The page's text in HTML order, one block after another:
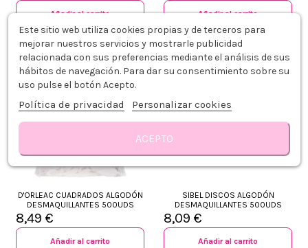
Añadir al carrito Añadir al carrito
D'ORLEAC CUADRADOS ALGODÓN
DESMAQUILLANTES 500UDS
8,49 €
Añadir al carrito
SIBEL DISCOS ALGODÓN
DESMAQUILLANTES 500UDS
8,09 €
Añadir al carrito
Este sitio web utiliza cookies propias y de terceros para
mejorar nuestros servicios y mostrarle publicidad
relacionada con sus preferencias mediante el análisis de sus
hábitos de navegación. Para dar su consentimiento sobre su
uso pulse el botón Acepto.
Política de privacidad Personalizar cookies
ACEPTO